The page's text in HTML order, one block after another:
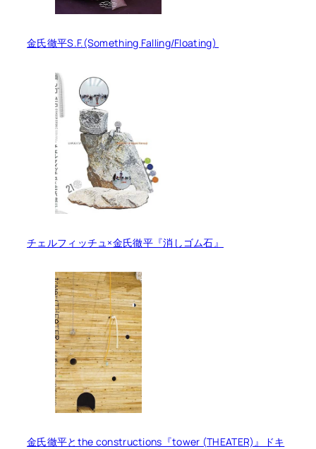
金氏徹平S.F.(Something Falling/Floating)
チェルフィッチュ×金氏徹平『消しゴム石』
金氏徹平とthe constructions『tower (THEATER)』ドキ